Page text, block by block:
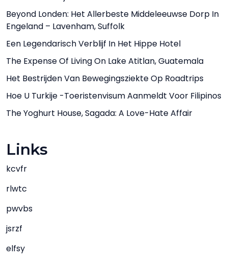
Beyond Londen: Het Allerbeste Middeleeuwse Dorp In
Engeland – Lavenham, Suffolk
Een Legendarisch Verblijf In Het Hippe Hotel
The Expense Of Living On Lake Atitlan, Guatemala
Het Bestrijden Van Bewegingsziekte Op Roadtrips
Hoe U Turkije -toeristenvisum Aanmeldt Voor Filipinos
The Yoghurt House, Sagada: A Love-Hate Affair
Links
kcvfr
rlwtc
pwvbs
jsrzf
elfsy